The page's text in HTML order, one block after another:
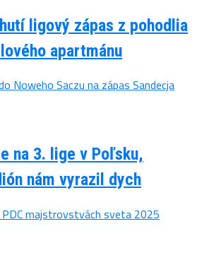
ligový zápas z pohodlia
apartmánu
na 3. lige v Poľsku,
nám vyrazil dych